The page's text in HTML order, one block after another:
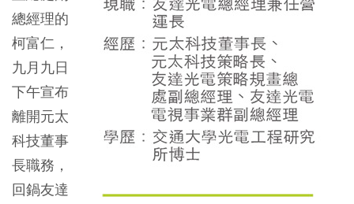
總經理的
柯富仁，
九月九日
下午宣布
離開元太
科技董事
長職務，
回鍋友達